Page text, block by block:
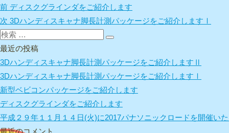
者
日:
投
稿
ナ
ビ
ゲ
ー
シ
ョ
ン
前 前
の
投
稿:
ディスクグラインダをご紹介します
次 次
の
投
稿:
3Dハンディスキャナ脚長計測パッケージをご紹介しますⅠ
検
索:
検
最近の投稿
3Dハンディスキャナ脚長計測パッケージをご紹介しますⅡ
3Dハンディスキャナ脚長計測パッケージをご紹介しますⅠ
新型ベビコンパッケージをご紹介します
ディスクグラインダをご紹介します
平成２９年１１月１４日(火)に2017パナソニックロードを開催い
最近のコメント